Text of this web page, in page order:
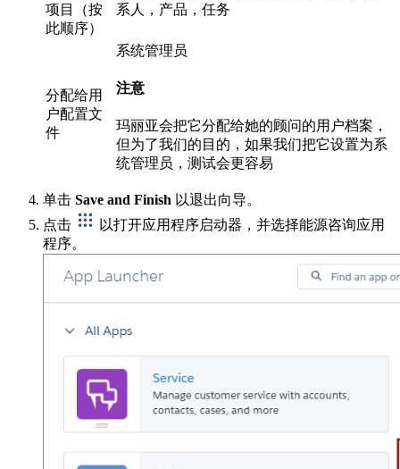
项目（按
此顺序）
系人，产品，任务
分配给用
户配置文
件
系统管理员
注意
玛丽亚会把它分配给她的顾问的用户档案，
但为了我们的目的，如果我们把它设置为系
统管理员，测试会更容易
单击 Save and Finish 以退出向导。
点击
以打开应用程序启动器，并选择能源咨询应用
程序。